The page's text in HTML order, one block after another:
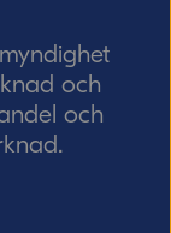
och
och